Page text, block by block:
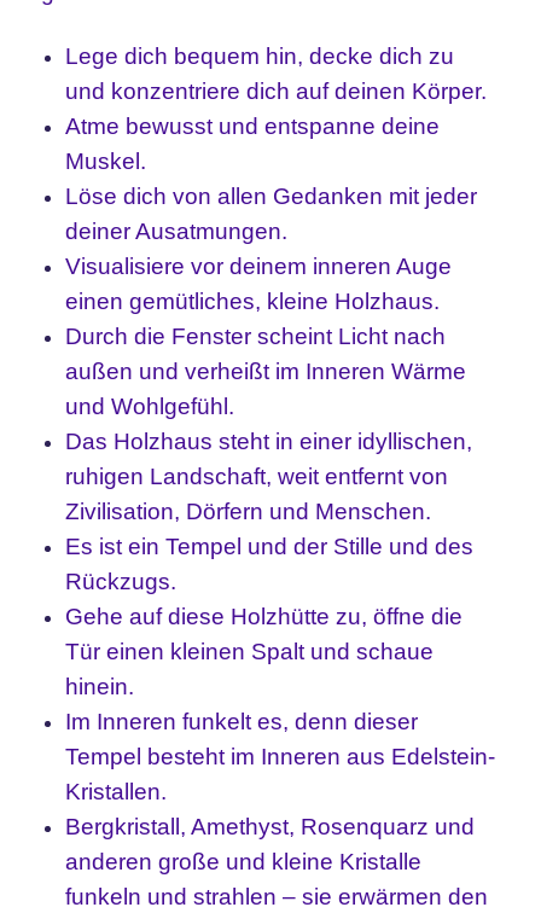
Lege dich bequem hin, decke dich zu
und konzentriere dich auf deinen Körper.
Atme bewusst und entspanne deine
Muskel.
Löse dich von allen Gedanken mit jeder
deiner Ausatmungen.
Visualisiere vor deinem inneren Auge
einen gemütliches, kleine Holzhaus.
Durch die Fenster scheint Licht nach
außen und verheißt im Inneren Wärme
und Wohlgefühl.
Das Holzhaus steht in einer idyllischen,
ruhigen Landschaft, weit entfernt von
Zivilisation, Dörfern und Menschen.
Es ist ein Tempel und der Stille und des
Rückzugs.
Gehe auf diese Holzhütte zu, öffne die
Tür einen kleinen Spalt und schaue
hinein.
Im Inneren funkelt es, denn dieser
Tempel besteht im Inneren aus Edelstein-
Kristallen.
Bergkristall, Amethyst, Rosenquarz und
anderen große und kleine Kristalle
funkeln und strahlen – sie erwärmen den